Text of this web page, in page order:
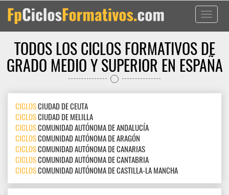
Toggle
TODOS LOS CICLOS FORMATIVOS DE
GRADO MEDIO Y SUPERIOR EN ESPAÑA
CICLOSCIUDAD DE CEUTA
CICLOSCIUDAD DE MELILLA
CICLOSCOMUNIDAD AUTÓNOMA DE ANDALUCÍA
CICLOSCOMUNIDAD AUTÓNOMA DE ARAGÓN
CICLOSCOMUNIDAD AUTÓNOMA DE CANARIAS
CICLOSCOMUNIDAD AUTÓNOMA DE CANTABRIA
CICLOSCOMUNIDAD AUTÓNOMA DE CASTILLA-LA MANCHA